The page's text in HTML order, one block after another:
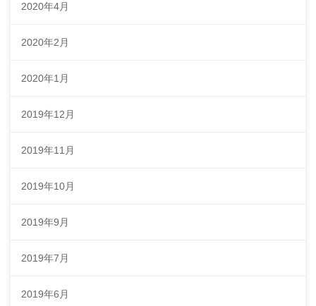
2020年4月
2020年2月
2020年1月
2019年12月
2019年11月
2019年10月
2019年9月
2019年7月
2019年6月